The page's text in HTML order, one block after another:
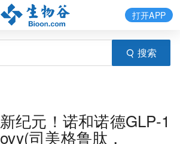
搜索
打开APP
纪元！诺和诺德GLP-1
司美格鲁肽，